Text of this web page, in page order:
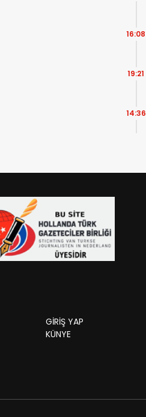
16:08
19:21
14:36
GİRİŞ YAP
KÜNYE